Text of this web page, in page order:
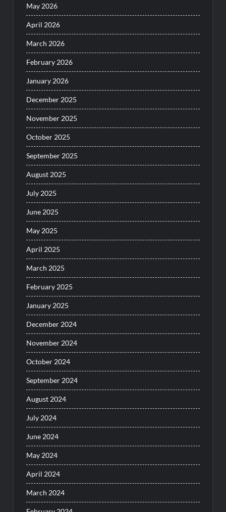
May 2026
April 2026
March 2026
February 2026
January 2026
December 2025
November 2025
October 2025
September 2025
August 2025
July 2025
June 2025
May 2025
April 2025
March 2025
February 2025
January 2025
December 2024
November 2024
October 2024
September 2024
August 2024
July 2024
June 2024
May 2024
April 2024
March 2024